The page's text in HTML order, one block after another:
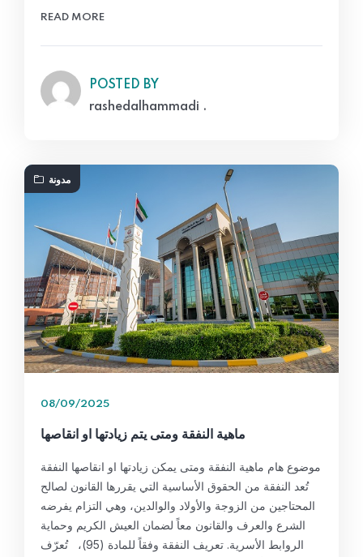
READ MORE
POSTED BY
rashedalhammadi .
مدونة
08/09/2025
ماهية النفقة ومتى يتم زيادتها او انقاصها
موضوع هام ماهية النفقة ومتى يمكن زيادتها او انقاصها النفقة
تُعد النفقة من الحقوق الأساسية التي يقررها القانون لصالح
المحتاجين من الزوجة والأولاد والوالدين، وهي التزام يفرضه
الشرع والعرف والقانون معاً لضمان العيش الكريم وحماية
الروابط الأسرية. تعريف النفقة وفقاً للمادة (95)، تُعرّف